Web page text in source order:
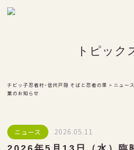
戸隠流忍者の由来
お楽しみ施設
トピック
チビッ子忍者村ｰ信州戸隠 そばと忍者の里 > ニュース
業のお知らせ
ニュース 2026.05.11